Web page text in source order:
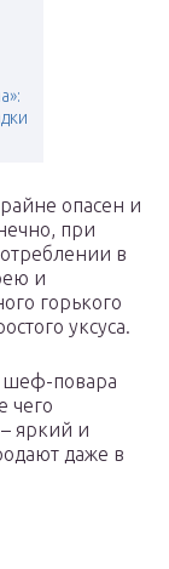
опасен и
при
в
и
горького
уксуса.
шеф-повара
чего
яркий и
даже в